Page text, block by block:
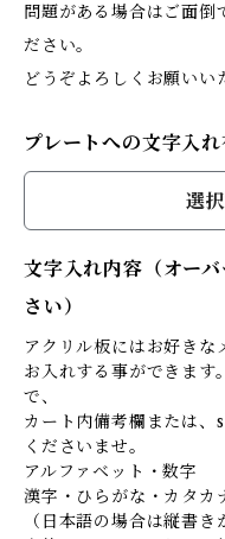
問題がある場合はご面倒
ださい。
どうぞよろしくお願いい
プレートへの文字入
選
文字入れ内容（オー
さい）
アクリル板にはお好きな
お入れする事ができます
で、
カート内備考欄または
くださいませ。
アルファベット・数字
漢字・ひらがな・カタカ
（日本語の場合は縦書き